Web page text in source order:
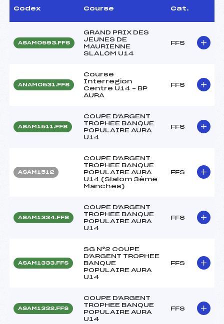
Codex Course Cat.
ASAM0593.FFS
GRAND PRIX DES
JEUNES DE
MAURIENNE
SLALOM U14
FFS
ANAM0531.FFS
Course
Interregion
Centre U14 – BP
AURA
FFS
ASAM1511.FFS
COUPE D'ARGENT
TROPHEE BANQUE
POPULAIRE AURA
U14
FFS
ASAM1512
COUPE D'ARGENT
TROPHEE BANQUE
POPULAIRE AURA
U14 (Slalom 3ème
Manches)
FFS
ASAM1334.FFS
COUPE D'ARGENT
TROPHEE BANQUE
POPULAIRE AURA
U14
FFS
ASAM1333.FFS
SG N°2 COUPE
D'ARGENT TROPHEE
BANQUE
POPULAIRE AURA
U14
FFS
ASAM1332.FFS
COUPE D'ARGENT
TROPHEE BANQUE
POPULAIRE AURA
U14
FFS